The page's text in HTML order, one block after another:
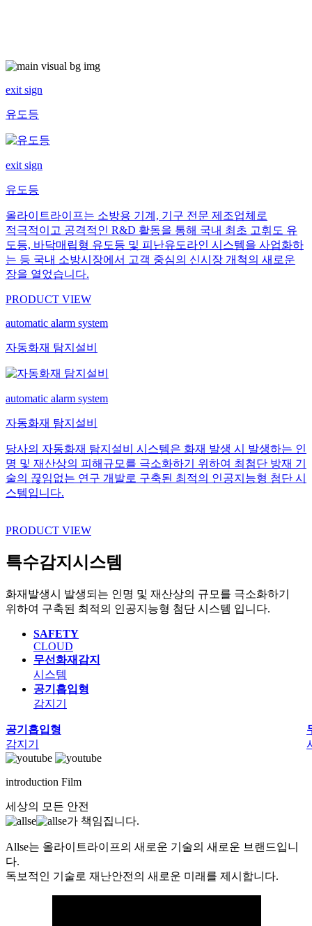
exit sign
유도등
exit sign
유도등
올라이트라이프는 소방용 기계, 기구 전문 제조업체로
적극적이고 공격적인 R&D 활동을 통해 국내 최초 고휘도 유
도등, 바닥매립형 유도등 및 피난유도라인 시스템을 사업화하
는 등 국내 소방시장에서 고객 중심의 신시장 개척의 새로운
장을 열었습니다.
PRODUCT VIEW
automatic alarm system
자동화재 탐지설비
automatic alarm system
자동화재 탐지설비
당사의 자동화재 탐지설비 시스템은 화재 발생 시 발생하는 인
명 및 재산상의 피해규모를 극소화하기 위하여 최첨단 방재 기
술의 끊임없는 연구 개발로 구축된 최적의 인공지능형 첨단 시
스템입니다.
PRODUCT VIEW
특수감지시스템
화재발생시 발생되는 인명 및 재산상의 규모를 극소화하기
위하여 구축된 최적의 인공지능형 첨단 시스템 입니다.
SAFETY
CLOUD
무선화재감지
시스템
공기흡입형
감지기
공기흡입형
감지기
introduction Film
세상의 모든 안전
가 책임집니다.
Allse는 올라이트라이프의 새로운 기술의 새로운 브랜드입니
다.
독보적인 기술로 재난안전의 새로운 미래를 제시합니다.